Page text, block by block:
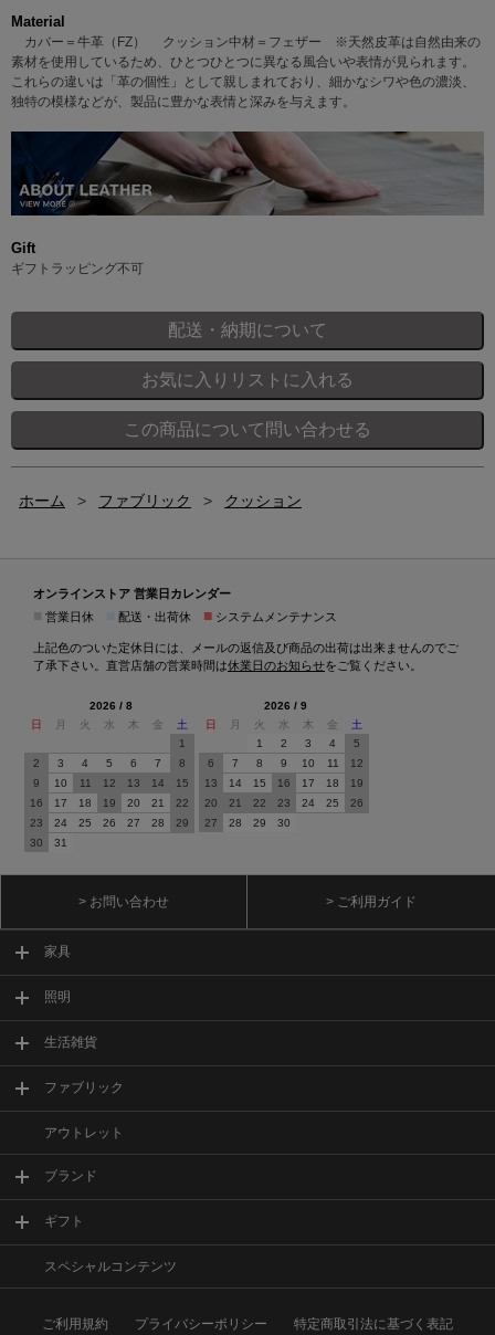
Material
カバー＝牛革（FZ） クッション中材＝フェザー ※天然皮革は自然由来の
素材を使用しているため、ひとつひとつに異なる風合いや表情が見られます。
これらの違いは「革の個性」として親しまれており、細かなシワや色の濃淡、
独特の模様などが、製品に豊かな表情と深みを与えます。
Gift
ギフトラッピング不可
ホーム > ファブリック > クッション
オンラインストア 営業日カレンダー
営業日休 配送・出荷休 ■ システムメンテナンス
上記色のついた定休日には、メールの返信及び商品の出荷は出来ませんのでご
了承下さい。直営店舗の営業時間は休業日のお知らせをご覧ください。
2026 / 8
日
月 火 水 木 金
土
1
2
3 4 5 6 7
8
9
10 11 12 13 14
15
16
17 18 19 20 21
22
23
24 25 26 27 28
29
30
31
2026 / 9
日
月 火 水 木 金
土
1
2 3 4
5
6
7 8 9 10 11
12
13
14 15 16 17 18
19
20
21 22 23 24 25
26
27
28 29 30
> お問い合わせ > ご利用ガイド
家具
照明
生活雑貨
ファブリック
アウトレット
ブランド
ギフト
スペシャルコンテンツ
ご利用規約 プライバシーポリシー 特定商取引法に基づく表記